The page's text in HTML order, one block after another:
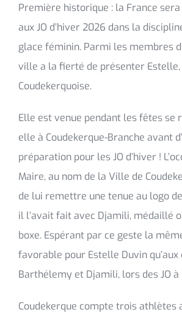
Première historique : la France
aux JO d’hiver 2026 dans la
glace féminin. Parmi les membres
ville a la fierté de présenter Estelle,
Coudekerquoise.
Elle est venue pendant les fêtes se
elle à Coudekerque-Branche avant
préparation pour les JO d’hiver !
Maire, au nom de la Ville de
de lui remettre une tenue au logo
il l’avait fait avec Djamili, médaillé
boxe. Espérant par ce geste la
favorable pour Estelle Duvin qu’aux
Barthélemy et Djamili, lors des JO à
Coudekerque compte trois athlètes